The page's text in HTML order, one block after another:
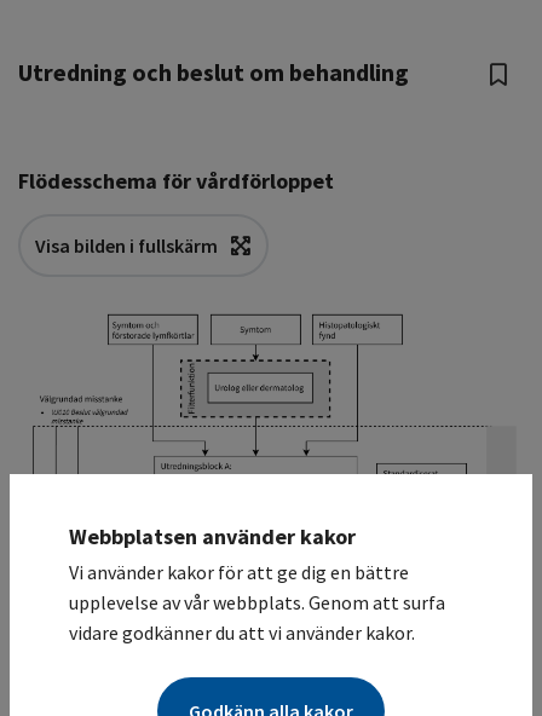
Utredning och beslut om behandling
Flödesschema för vårdförloppet
Visa bilden i fullskärm
Webbplatsen använder kakor
Vi använder kakor för att ge dig en bättre
upplevelse av vår webbplats. Genom att surfa
vidare godkänner du att vi använder kakor.
Godkänn alla kakor